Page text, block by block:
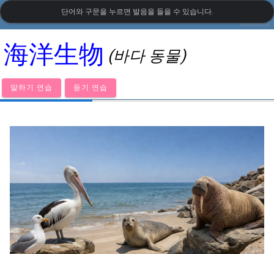
LanguageGuide.org•중국어 시각 어휘
海洋生物 (바다 동물)
말하기 연습 듣기 연습
단어와 구문을 누르면 발음을 들을 수 있습니다.